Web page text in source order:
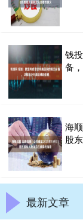
钱
备
海
股
最新文章